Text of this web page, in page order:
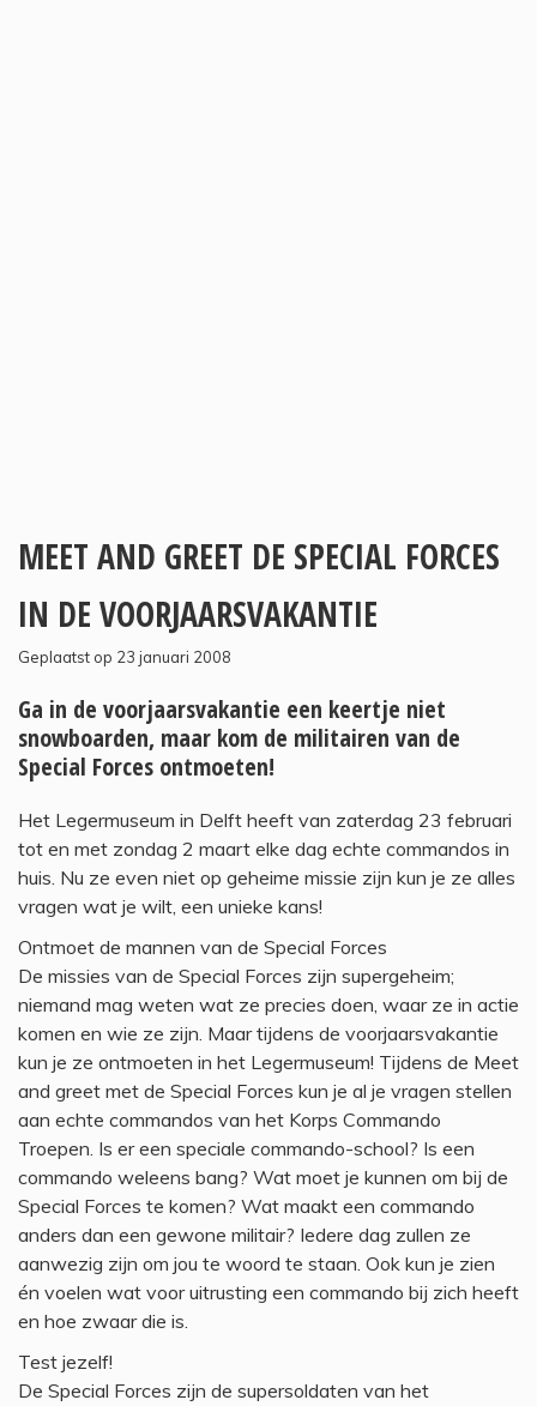
MEET AND GREET DE SPECIAL FORCES
IN DE VOORJAARSVAKANTIE
Geplaatst op 23 januari 2008
Ga in de voorjaarsvakantie een keertje niet
snowboarden, maar kom de militairen van de
Special Forces ontmoeten!
Het Legermuseum in Delft heeft van zaterdag 23 februari
tot en met zondag 2 maart elke dag echte commandos in
huis. Nu ze even niet op geheime missie zijn kun je ze alles
vragen wat je wilt, een unieke kans!
Ontmoet de mannen van de Special Forces
De missies van de Special Forces zijn supergeheim;
niemand mag weten wat ze precies doen, waar ze in actie
komen en wie ze zijn. Maar tijdens de voorjaarsvakantie
kun je ze ontmoeten in het Legermuseum! Tijdens de Meet
and greet met de Special Forces kun je al je vragen stellen
aan echte commandos van het Korps Commando
Troepen. Is er een speciale commando-school? Is een
commando weleens bang? Wat moet je kunnen om bij de
Special Forces te komen? Wat maakt een commando
anders dan een gewone militair? Iedere dag zullen ze
aanwezig zijn om jou te woord te staan. Ook kun je zien
én voelen wat voor uitrusting een commando bij zich heeft
en hoe zwaar die is.
Test jezelf!
De Special Forces zijn de supersoldaten van het